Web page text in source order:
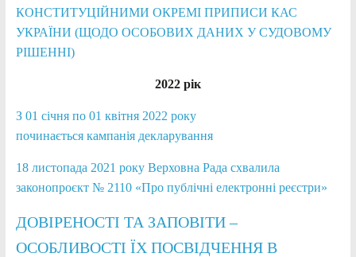
КОНСТИТУЦІЙНИМИ ОКРЕМІ ПРИПИСИ КАС
УКРАЇНИ (ЩОДО ОСОБОВИХ ДАНИХ У СУДОВОМУ
РІШЕННІ)
2022 рік
З 01 січня по 01 квітня 2022 року
починається кампанія декларування
18 листопада 2021 року Верховна Рада схвалила
законопроєкт № 2110 «Про публічні електронні реєстри»
ДОВІРЕНОСТІ ТА ЗАПОВІТИ –
ОСОБЛИВОСТІ ЇХ ПОСВІДЧЕННЯ В